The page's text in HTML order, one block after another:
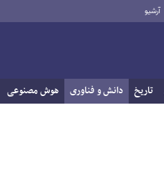
آرشیو
تاریخ دانش و فناوری هوش مصنوعی